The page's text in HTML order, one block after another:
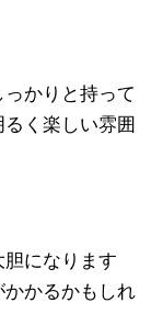
かりと持って
く楽しい雰囲
になります
かるかもしれ